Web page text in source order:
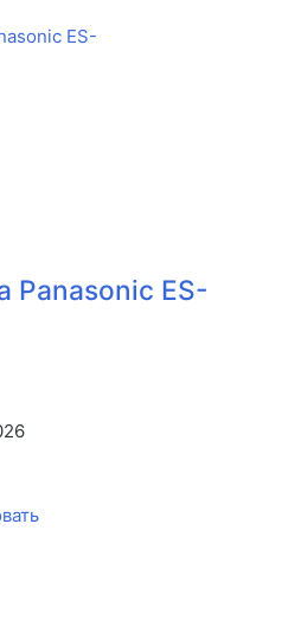
Panasonic ES-